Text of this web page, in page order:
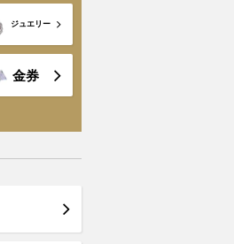
ジュエリー
金券